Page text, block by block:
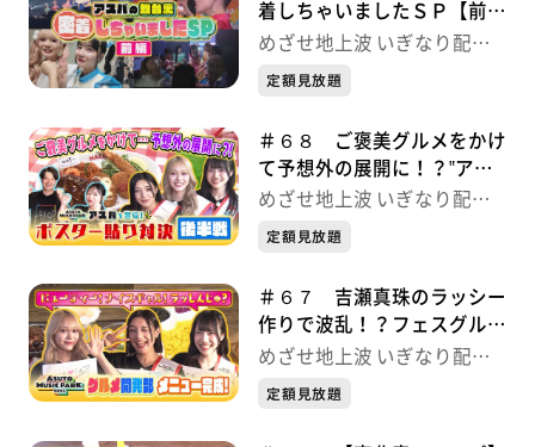
着しちゃいましたＳＰ【前
編】 いぎなり配信中！
めざせ地上波 いぎなり配信
中！
定額見放題
＃６８ ご褒美グルメをかけ
て予想外の展開に！？‟アス
パ”ポスター貼り対決 いぎ
めざせ地上波 いぎなり配信
中！
定額見放題
＃６７ 吉瀬真珠のラッシー
作りで波乱！？フェスグルメ
開発部 いぎなり配信中！
めざせ地上波 いぎなり配信
中！
定額見放題